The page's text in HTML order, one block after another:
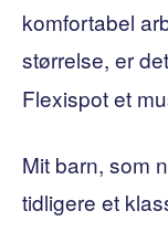
komfortabel
størrelse, er
Flexispot et
Mit barn, som
tidligere et